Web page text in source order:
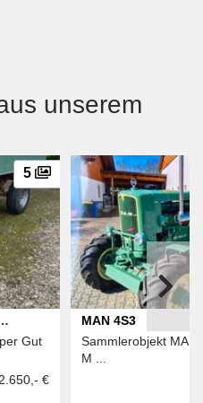
unserem
5
Gut
2.650,- €
MAN 4S3
Sammlerobjekt MAN
M ...